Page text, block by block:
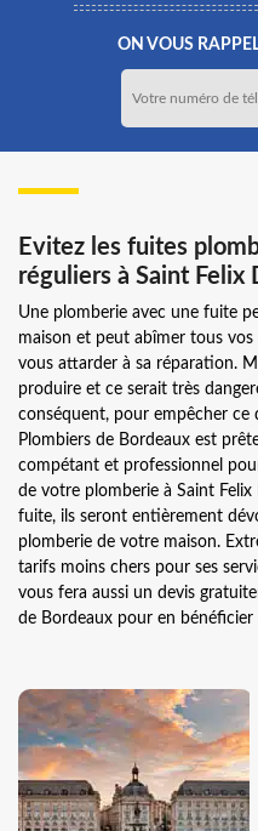
ON VOUS
Evitez les fuites
réguliers à Saint Felix
Une plomberie avec une fuite
maison et peut abîmer tous
vous attarder à sa réparation.
produire et ce serait très
conséquent, pour empêcher ce
Plombiers de Bordeaux est
compétant et professionnel
de votre plomberie à Saint
fuite, ils seront entièrement
plomberie de votre maison.
tarifs moins chers pour ses
vous fera aussi un devis
de Bordeaux pour en bénéficier